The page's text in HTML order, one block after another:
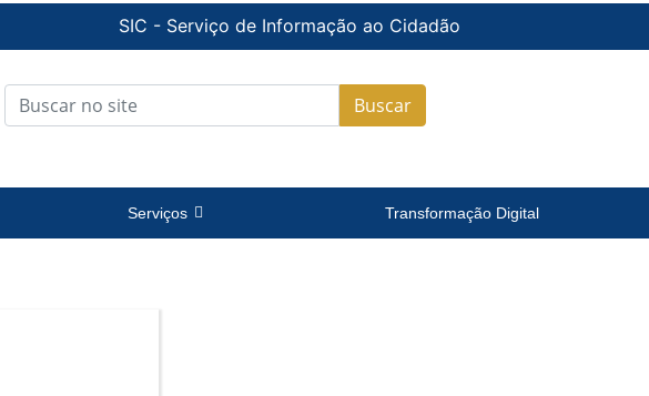
SIC - Serviço de Informação ao Cidadão
Buscar
Serviços Transformação Digital